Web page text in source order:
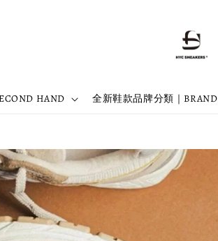
HAND 全新鞋款品牌分類｜BRAND